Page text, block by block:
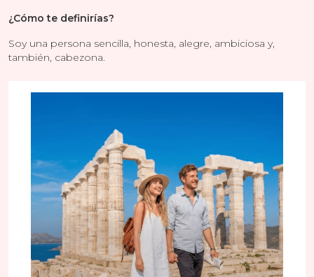
¿Cómo te definirías?
Soy una persona sencilla, honesta, alegre, ambiciosa y,
también, cabezona.